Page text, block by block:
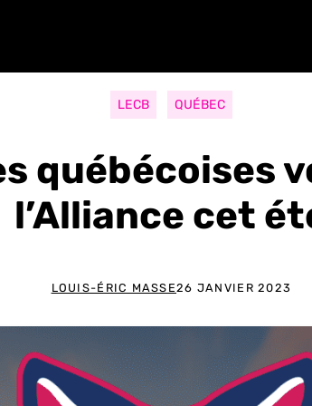
LECB QUÉBEC
québécoises
l’Alliance cet
LOUIS-ÉRIC MASSE26 JANVIER 2023